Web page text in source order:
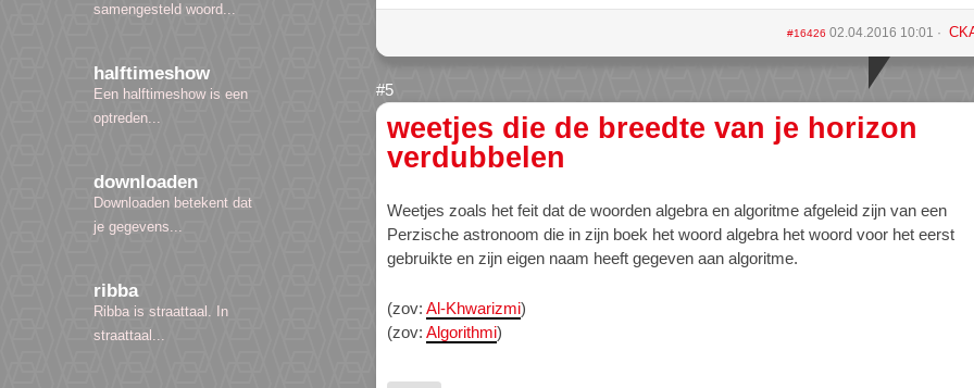
samengesteld woord...
halftimeshow
Een halftimeshow is een
optreden...
downloaden
Downloaden betekent dat
je gegevens...
ribba
Ribba is straattaal. In
straattaal...
#1642602.04.2016 10:01
weetjes die de breedte van je horizon
verdubbelen
Weetjes zoals het feit dat de woorden algebra en algoritme afgeleid zijn van een
Perzische astronoom die in zijn boek het woord algebra het woord voor het eerst
gebruikte en zijn eigen naam heeft gegeven aan algoritme.
(zov: Al-Khwarizmi)
(zov: Algorithmi)